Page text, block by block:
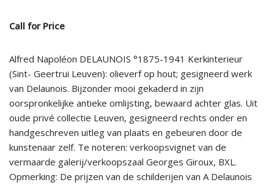
Call for Price
Alfred Napoléon DELAUNOIS °1875-1941 Kerkinterieur
(Sint- Geertrui Leuven): olieverf op hout; gesigneerd werk
van Delaunois. Bijzonder mooi gekaderd in zijn
oorspronkelijke antieke omlijsting, bewaard achter glas. Uit
oude privé collectie Leuven, gesigneerd rechts onder en
handgeschreven uitleg van plaats en gebeuren door de
kunstenaar zelf. Te noteren: verkoopsvignet van de
vermaarde galerij/verkoopszaal Georges Giroux, BXL.
Opmerking: De prijzen van de schilderijen van A Delaunois